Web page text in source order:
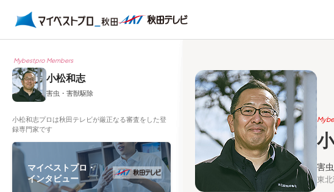
Mybestpro Members
小松和志
害虫・害獣駆除
小松和志プロは秋田テレビが厳正なる審査をした登
録専門家です
マイベストプロ・
インタビュー
害
東